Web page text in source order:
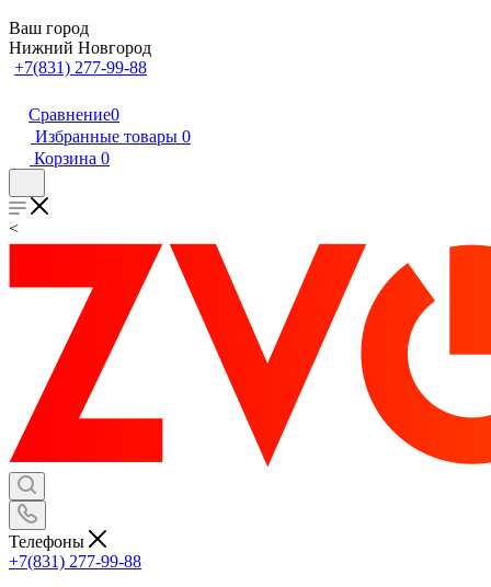
Ваш город
Нижний Новгород
+7(831) 277-99-88
Сравнение0
Избранные товары 0
Корзина 0
<
Телефоны
+7(831) 277-99-88